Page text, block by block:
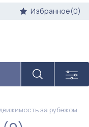
Избранное(0)
за рубежом